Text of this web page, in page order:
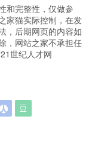
和完整性，仅做参
家猫实际控制，在发
，后期网页的内容如
，网站之家不承担任
世纪人才网
 